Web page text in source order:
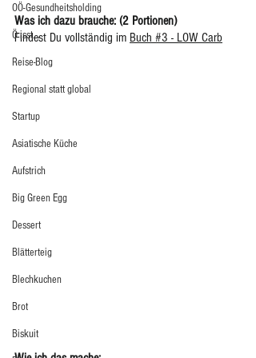
OÖ-Gesundheitsholding
Ö isst...
Reise-Blog
Regional statt global
Startup
Asiatische Küche
Aufstrich
Big Green Egg
Dessert
Blätterteig
Blechkuchen
Brot
Biskuit
Was ich dazu brauche: (2 Portionen)
Findest Du vollständig im Buch #3 - LOW Carb